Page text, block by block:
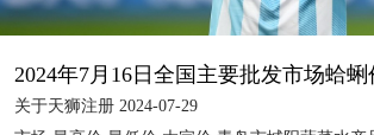
2024年7月16日全国主要批发市场蛤
关于天狮注册 2024-07-29